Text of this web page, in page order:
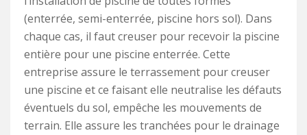
(enterrée, semi-enterrée, piscine hors sol). Dans
chaque cas, il faut creuser pour recevoir la piscine
entière pour une piscine enterrée. Cette
entreprise assure le terrassement pour creuser
une piscine et ce faisant elle neutralise les défauts
éventuels du sol, empêche les mouvements de
terrain. Elle assure les tranchées pour le drainage